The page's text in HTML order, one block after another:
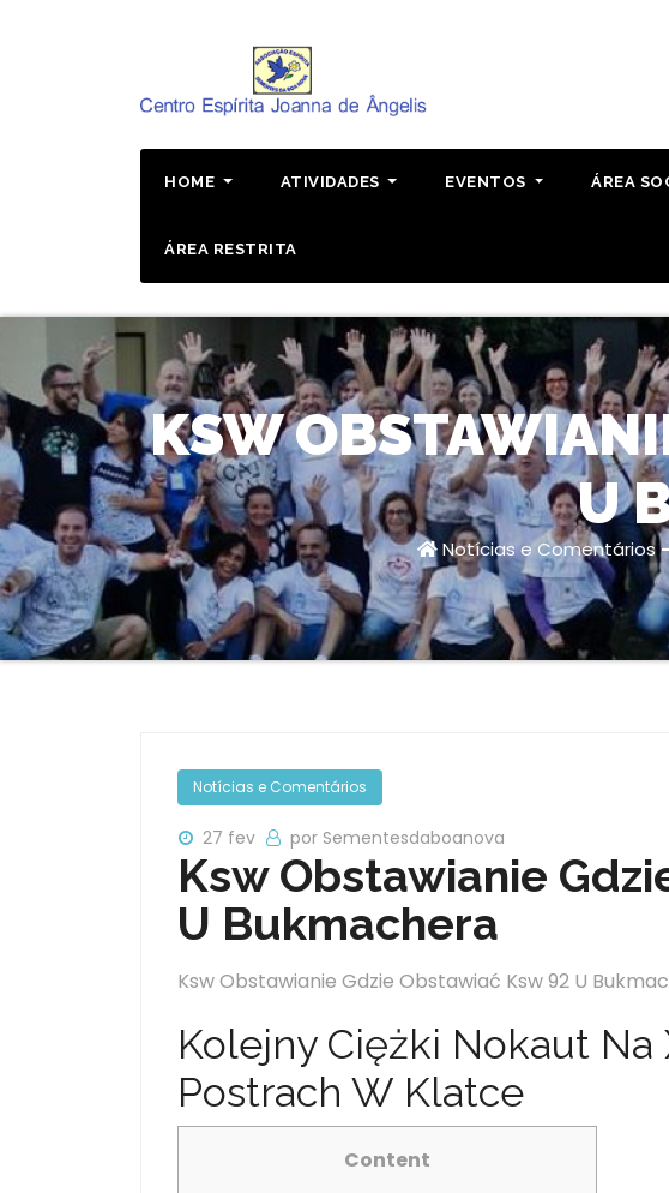
HOME ATIVIDADES EVENTOS ÁREA
ÁREA RESTRITA
KSW
U
Notícias e Comentários
Notícias e Comentários
27 fev por Sementesdaboanova
Ksw Obstawianie
U Bukmachera
Ksw Obstawianie Gdzie Obstawiać Ksw 92 U
Kolejny Ciężki Nokaut
Postrach W Klatce
Content